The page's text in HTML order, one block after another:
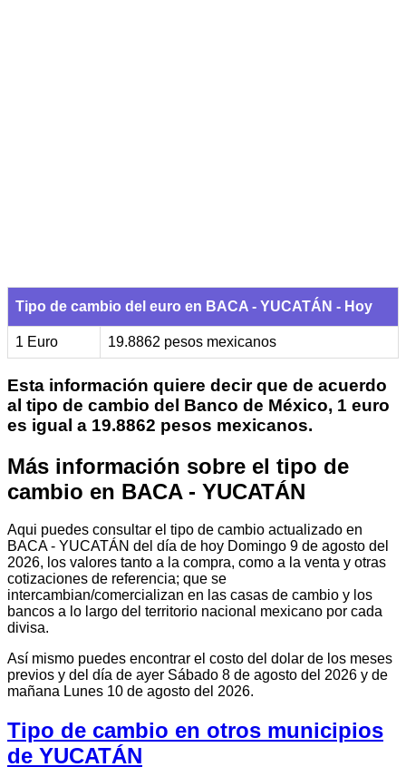
Tipo de cambio del euro en BACA - YUCATÁN - Hoy
1 Euro 19.8862 pesos mexicanos
Esta información quiere decir que de acuerdo
al tipo de cambio del Banco de México, 1 euro
es igual a 19.8862 pesos mexicanos.
Más información sobre el tipo de
cambio en BACA - YUCATÁN
Aqui puedes consultar el tipo de cambio actualizado en
BACA - YUCATÁN del día de hoy Domingo 9 de agosto del
2026, los valores tanto a la compra, como a la venta y otras
cotizaciones de referencia; que se
intercambian/comercializan en las casas de cambio y los
bancos a lo largo del territorio nacional mexicano por cada
divisa.
Así mismo puedes encontrar el costo del dolar de los meses
previos y del día de ayer Sábado 8 de agosto del 2026 y de
mañana Lunes 10 de agosto del 2026.
Tipo de cambio en otros municipios
de YUCATÁN